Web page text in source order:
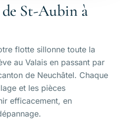
St-Aubin à
flotte sillonne toute la
au Valais en passant par
de Neuchâtel. Chaque
et les pièces
efficacement, en